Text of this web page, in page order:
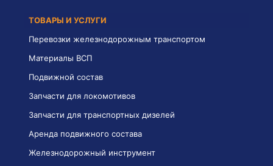
ТОВАРЫ И УСЛУГИ
Перевозки железнодорожным транспортом
Материалы ВСП
Подвижной состав
Запчасти для локомотивов
Запчасти для транспортных дизелей
Аренда подвижного состава
Железнодорожный инструмент